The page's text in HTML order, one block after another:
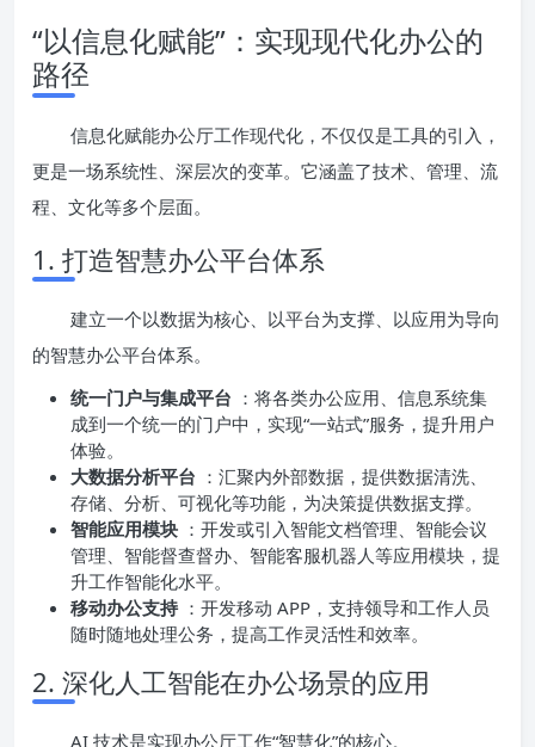
“以信息化赋能”：实现现代化办公的
路径
信息化赋能办公厅工作现代化，不仅仅是工具的引入，
更是一场系统性、深层次的变革。它涵盖了技术、管理、流
程、文化等多个层面。
1. 打造智慧办公平台体系
建立一个以数据为核心、以平台为支撑、以应用为导向
的智慧办公平台体系。
统一门户与集成平台 ：将各类办公应用、信息系统集
成到一个统一的门户中，实现“一站式”服务，提升用户
体验。
大数据分析平台 ：汇聚内外部数据，提供数据清洗、
存储、分析、可视化等功能，为决策提供数据支撑。
智能应用模块 ：开发或引入智能文档管理、智能会议
管理、智能督查督办、智能客服机器人等应用模块，提
升工作智能化水平。
移动办公支持 ：开发移动 APP，支持领导和工作人员
随时随地处理公务，提高工作灵活性和效率。
2. 深化人工智能在办公场景的应用
AI 技术是实现办公厅工作“智慧化”的核心。